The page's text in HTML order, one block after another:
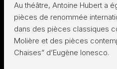
Au théâtre, Antoine Hubert a
pièces de renommée
dans des pièces classiques
Molière et des pièces
Chaises” d’Eugène Ionesco.